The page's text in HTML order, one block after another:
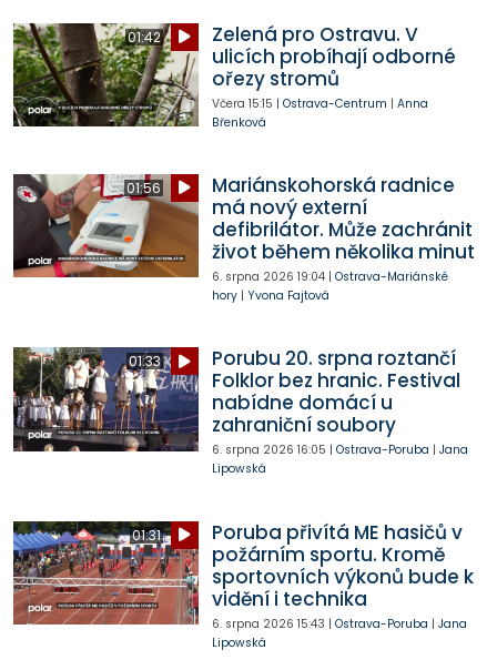
01:42
Zelená pro Ostravu. V
ulicích probíhají odborné
ořezy stromů
Včera 15:15 | Ostrava-Centrum | Anna
Břenková
01:56
Mariánskohorská radnice
má nový externí
defibrilátor. Může zachránit
život během několika minut
6. srpna 2026 19:04| Ostrava-Mariánské
hory| Yvona Fajtová
01:33
Porubu 20. srpna roztančí
Folklor bez hranic. Festival
nabídne domácí u
zahraniční soubory
6. srpna 2026 16:05 | Ostrava-Poruba | Jana
Lipowská
01:31
Poruba přivítá ME hasičů v
požárním sportu. Kromě
sportovních výkonů bude k
vidění i technika
6. srpna 2026 15:43 | Ostrava-Poruba | Jana
Lipowská